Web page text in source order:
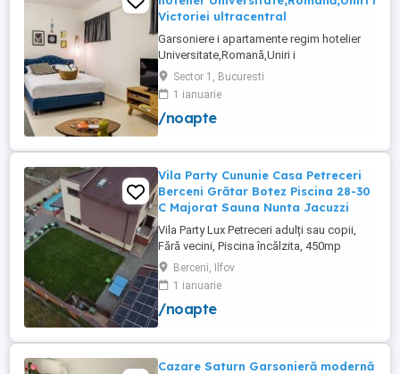
Victoriei ultracentral
Garsoniere i apartamente regim hotelier
Universitate,Romană,Uniri i
Victoriei,renovate recent i utilate complet.
Preț: De la 120-200 lei pentru 3 ore Preț
garsoniere 120-200 lei pentru noapte Preț
apartamente 200-300 lei pentru noapte
Sector 1, Bucuresti
1 ianuarie
/noapte
Vila Party Cununie Casa Petreceri
Berceni Grătar Botez Piscina 28-30
C Majorat Sauna Nunta Jacuzzi
Vila Party Lux Petreceri adulți sau copii,
Fără vecini, Piscina încălzita, 450mp
S+P+2E lângă București ( Berceni- Ilfov) ,
asfalt, Uber Bolt ,pentru cazare regim
hotelier, petreceri copii, pool party 30 ,
onomastici , nunti , botezuri, team building
party, ...
Berceni, Ilfov
1 ianuarie
/noapte
Cazare Saturn Garsonieră modernă